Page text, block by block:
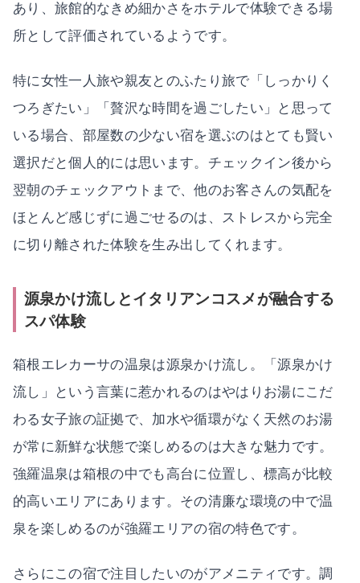
あり、旅館的なきめ細かさをホテルで体験できる場
所として評価されているようです。
特に女性一人旅や親友とのふたり旅で「しっかりく
つろぎたい」「贅沢な時間を過ごしたい」と思って
いる場合、部屋数の少ない宿を選ぶのはとても賢い
選択だと個人的には思います。チェックイン後から
翌朝のチェックアウトまで、他のお客さんの気配を
ほとんど感じずに過ごせるのは、ストレスから完全
に切り離された体験を生み出してくれます。
源泉かけ流しとイタリアンコスメが融合する
スパ体験
箱根エレカーサの温泉は源泉かけ流し。「源泉かけ
流し」という言葉に惹かれるのはやはりお湯にこだ
わる女子旅の証拠で、加水や循環がなく天然のお湯
が常に新鮮な状態で楽しめるのは大きな魅力です。
強羅温泉は箱根の中でも高台に位置し、標高が比較
的高いエリアにあります。その清廉な環境の中で温
泉を楽しめるのが強羅エリアの宿の特色です。
さらにこの宿で注目したいのがアメニティです。調